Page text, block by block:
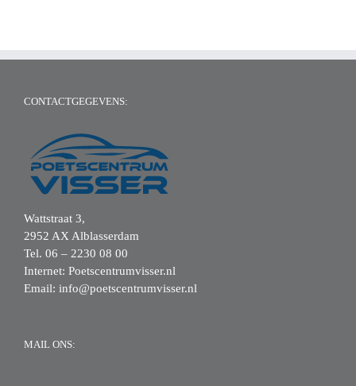
CONTACTGEGEVENS:
Wattstraat 3,
2952 AX Alblasserdam
Tel. 06 – 2230 08 00
Internet: Poetscentrumvisser.nl
Email: info@poetscentrumvisser.nl
MAIL ONS: